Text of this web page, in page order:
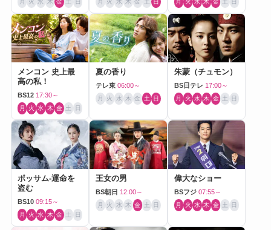
月 火 水 木 金 土 日 月 火 水 木 金 土 日 月 火 水 木 金 土 日
メンコン 史上最
高の私！
BS12 17:30～
月 火 水 木 金 土 日
夏の香り
テレ東 06:00～
月 火 水 木 金 土 日
朱蒙（チュモン）
BS日テレ 17:00～
月 火 水 木 金 土 日
ポッサム-運命を
盗む
BS10 09:15～
月 火 水 木 金 土 日
王女の男
BS朝日 12:00～
月 火 水 木 金 土 日
偉大なショー
BSフジ 07:55～
月 火 水 木 金 土 日